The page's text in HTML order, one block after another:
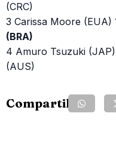
(CRC)
3 Carissa Moore (EUA)
(BRA)
4 Amuro Tsuzuki
(AUS)
Compartilhe: